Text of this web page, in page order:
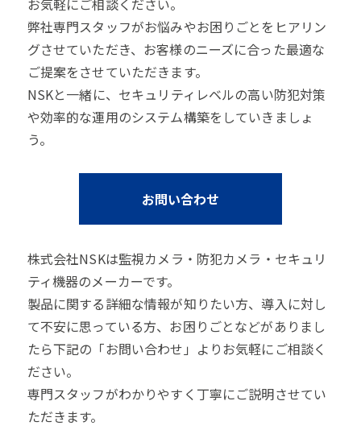
お気軽にご相談ください。
弊社専門スタッフがお悩みやお困りごとをヒアリン
グさせていただき、お客様のニーズに合った最適な
ご提案をさせていただきます。
NSKと一緒に、セキュリティレベルの高い防犯対策
や効率的な運用のシステム構築をしていきましょ
う。
お問い合わせ
株式会社NSKは監視カメラ・防犯カメラ・セキュリ
ティ機器のメーカーです。
製品に関する詳細な情報が知りたい方、導入に対し
て不安に思っている方、お困りごとなどがありまし
たら下記の「お問い合わせ」よりお気軽にご相談く
ださい。
専門スタッフがわかりやすく丁寧にご説明させてい
ただきます。